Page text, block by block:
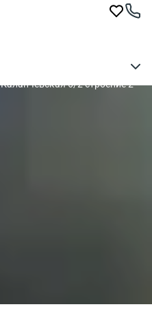
Каланчевская 6/2 строение 2